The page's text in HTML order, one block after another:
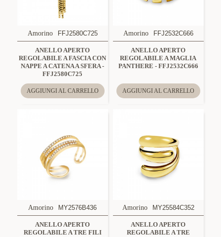
Amorino FFJ2580C725
ANELLO APERTO
REGOLABILE A FASCIA CON
NAPPE A CATENA A SFERA -
FFJ2580C725
AGGIUNGI AL CARRELLO
Amorino FFJ2532C666
ANELLO APERTO
REGOLABILE A MAGLIA
PANTHERE - FFJ2532C666
AGGIUNGI AL CARRELLO
Amorino MY2576B436
ANELLO APERTO
REGOLABILE A TRE FILI
Amorino MY25584C352
ANELLO APERTO
REGOLABILE A TRE